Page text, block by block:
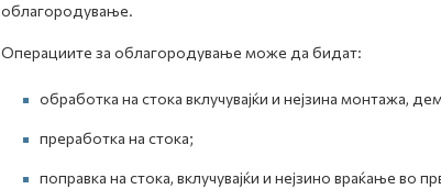
облагородување.
Операциите за облагородување може да бидат:
oбработка на стока вклучувајќи и нејзина монтажа,
преработка на стока;
поправка на стока, вклучувајќи и нејзино враќање во